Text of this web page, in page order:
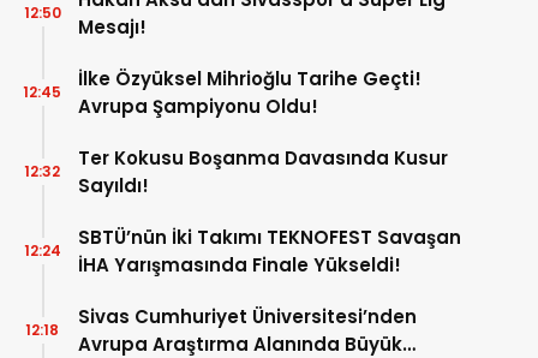
Mesajı!
12:50
İlke Özyüksel Mihrioğlu Tarihe Geçti!
Avrupa Şampiyonu Oldu!
12:45
Ter Kokusu Boşanma Davasında Kusur
Sayıldı!
12:32
SBTÜ’nün İki Takımı TEKNOFEST Savaşan
İHA Yarışmasında Finale Yükseldi!
12:24
Sivas Cumhuriyet Üniversitesi’nden
Avrupa Araştırma Alanında Büyük
12:18